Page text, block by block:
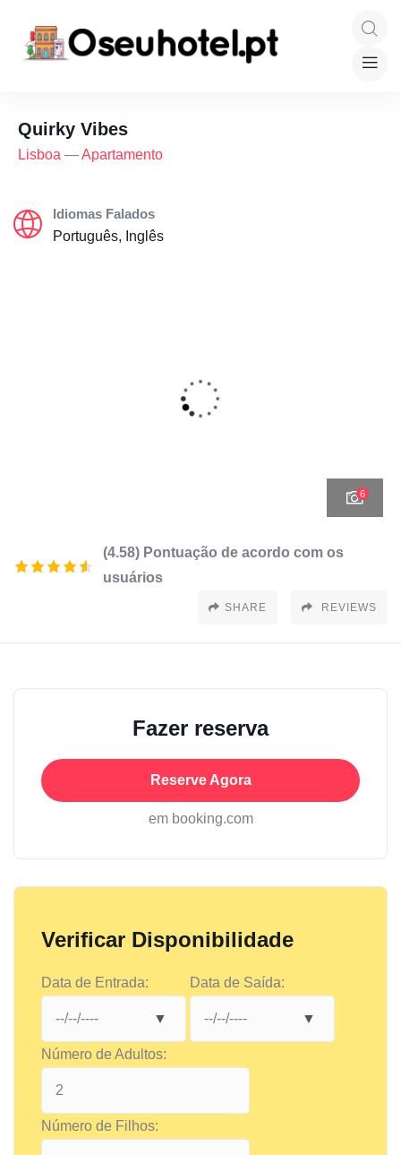
Quirky Vibes
Lisboa —Apartamento
Idiomas Falados
Português, Inglês
6
(4.58) Pontuação de acordo com os
usuários
SHARE REVIEWS
Fazer reserva
Reserve Agora
em booking.com
Verificar Disponibilidade
Data de Entrada: Data de Saída:
Número de Adultos:
Número de Filhos: